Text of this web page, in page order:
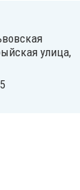
улица,